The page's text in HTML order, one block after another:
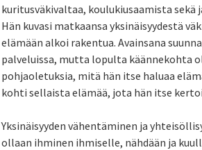
kuritusväkivaltaa, koulukiusaamista
Hän kuvasi matkaansa yksinäisyydestä
elämään alkoi rakentua. Avainsana
palveluissa, mutta lopulta käännekohta
pohjaoletuksia, mitä hän itse haluaa
kohti sellaista elämää, jota hän itse
Yksinäisyyden vähentäminen ja
ollaan ihminen ihmiselle, nähdään ja